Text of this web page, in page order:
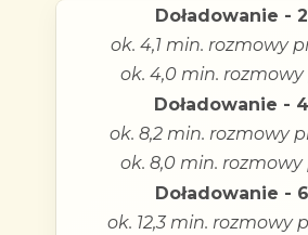
Doładowanie -
ok. 4,1 min. rozmowy
ok. 4,0 min.
Doładowanie -
ok. 8,2 min. rozmowy
ok. 8,0 min. rozmowy
Doładowanie -
ok. 12,3 min. rozmowy